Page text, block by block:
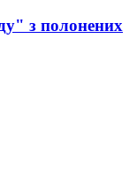
з полонених